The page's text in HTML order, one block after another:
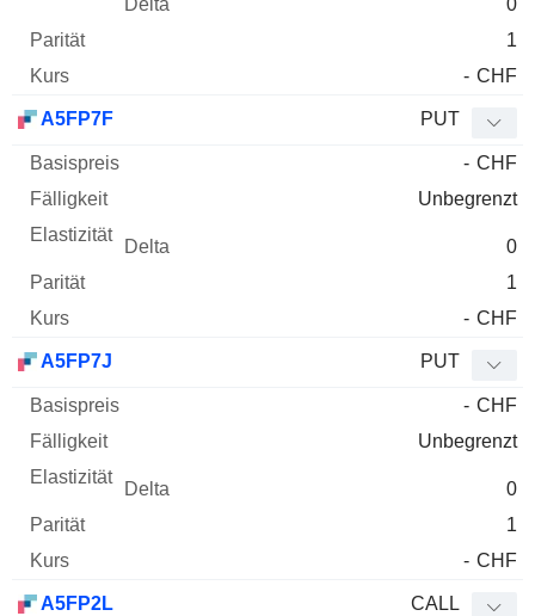
0
1
- CHF
A5FP7F PUT
- CHF
Unbegrenzt
0
1
- CHF
A5FP7J PUT
- CHF
Unbegrenzt
0
1
- CHF
A5FP2L CALL